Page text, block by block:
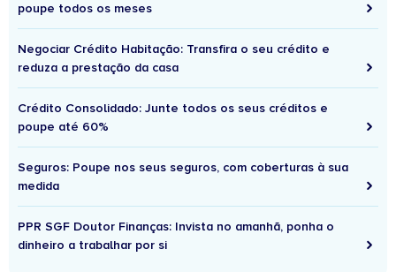
poupe todos os meses
Negociar Crédito Habitação: Transfira o seu crédito e
reduza a prestação da casa
Crédito Consolidado: Junte todos os seus créditos e
poupe até 60%
Seguros: Poupe nos seus seguros, com coberturas à sua
medida
PPR SGF Doutor Finanças: Invista no amanhã, ponha o
dinheiro a trabalhar por si